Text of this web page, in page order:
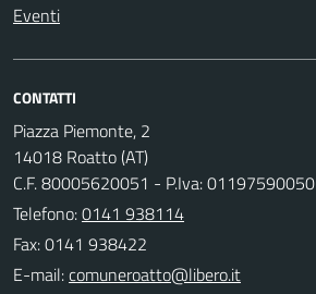
Eventi
CONTATTI
Piazza Piemonte, 2
14018 Roatto (AT)
C.F. 80005620051 - P.Iva: 01197590050
Telefono:0141 938114
Fax: 0141 938422
E-mail: